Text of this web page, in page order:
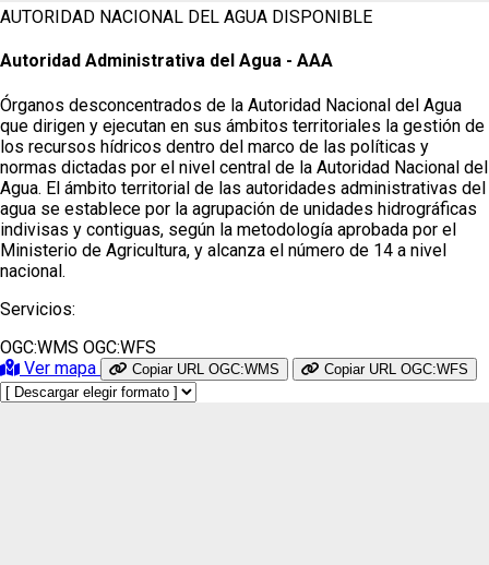
AUTORIDAD NACIONAL DEL AGUA DISPONIBLE
Autoridad Administrativa del Agua - AAA
Órganos desconcentrados de la Autoridad Nacional del Agua
que dirigen y ejecutan en sus ámbitos territoriales la gestión de
los recursos hídricos dentro del marco de las políticas y
normas dictadas por el nivel central de la Autoridad Nacional del
Agua. El ámbito territorial de las autoridades administrativas del
agua se establece por la agrupación de unidades hidrográficas
indivisas y contiguas, según la metodología aprobada por el
Ministerio de Agricultura, y alcanza el número de 14 a nivel
nacional.
Servicios:
OGC:WMS OGC:WFS
Ver mapa
Copiar URL OGC:WMS Copiar URL OGC:WFS